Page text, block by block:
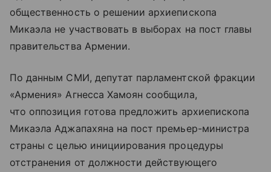
общественность о решении архиепископа
Микаэла не участвовать в выборах на пост главы
правительства Армении.
По данным СМИ, депутат парламентской фракции
«Армения» Агнесса Хамоян сообщила,
что оппозиция готова предложить архиепископа
Микаэла Аджапахяна на пост премьер-министра
страны с целью инициирования процедуры
отстранения от должности действующего